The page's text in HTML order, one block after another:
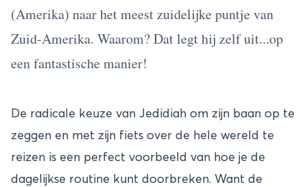
(Amerika) naar het meest zuidelijke puntje van
Zuid-Amerika. Waarom? Dat legt hij zelf uit...op
een fantastische manier!
De radicale keuze van Jedidiah om zijn baan op te
zeggen en met zijn fiets over de hele wereld te
reizen is een perfect voorbeeld van hoe je de
dagelijkse routine kunt doorbreken. Want de